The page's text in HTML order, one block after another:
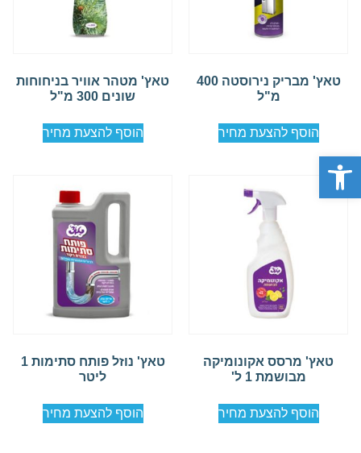
פתח סרגל נגישות
טאץ' מבריק נירוסטה 400
מ"ל
הוסף להצעת מחיר
טאץ' מטהר אוויר בניחוחות
שונים 300 מ"ל
הוסף להצעת מחיר
טאץ' מרסס אקונומיקה
מבושמת 1 ל'
הוסף להצעת מחיר
טאץ' נוזל פותח סתימות 1
ליטר
הוסף להצעת מחיר